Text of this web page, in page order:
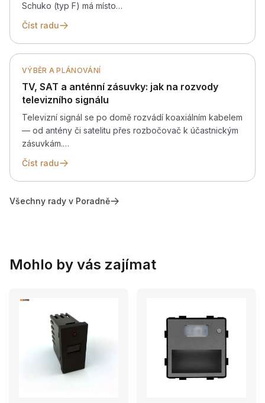
Schuko (typ F) má místo…
Číst radu
VÝBĚR A PLÁNOVÁNÍ
TV, SAT a anténní zásuvky: jak na rozvody
televizního signálu
Televizní signál se po domě rozvádí koaxiálním kabelem
— od antény či satelitu přes rozbočovač k účastnickým
zásuvkám.…
Číst radu
Všechny rady v Poradně
Mohlo by vás zajímat